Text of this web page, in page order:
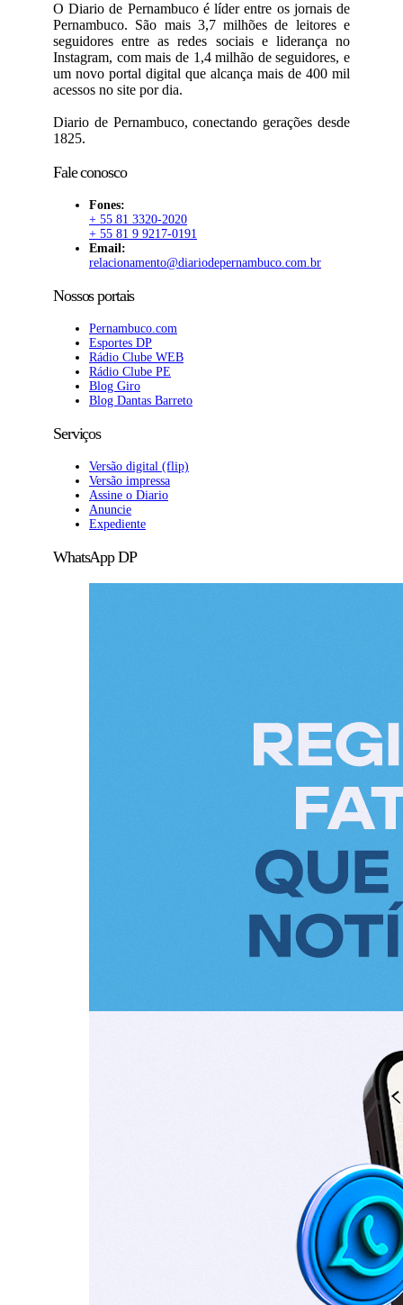
O Diario de Pernambuco é líder entre os jornais de
Pernambuco. São mais 3,7 milhões de leitores e
seguidores entre as redes sociais e liderança no
Instagram, com mais de 1,4 milhão de seguidores, e
um novo portal digital que alcança mais de 400 mil
acessos no site por dia.
Diario de Pernambuco, conectando gerações desde
1825.
Fale conosco
Fones:
+ 55 81 3320-2020
+ 55 81 9 9217-0191
Email:
relacionamento@diariodepernambuco.com.br
Nossos portais
Pernambuco.com
Esportes DP
Rádio Clube WEB
Rádio Clube PE
Blog Giro
Blog Dantas Barreto
Serviços
Versão digital (flip)
Versão impressa
Assine o Diario
Anuncie
Expediente
WhatsApp DP